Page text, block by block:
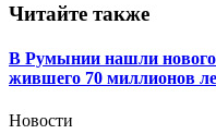
Читайте также
В Румынии нашли нового
жившего 70 миллионов
Новости